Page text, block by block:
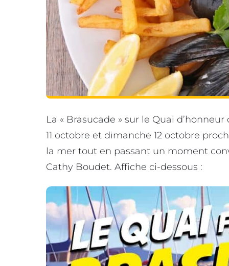
La « Brasucade » sur le Quai
11 octobre et dimanche 12 octobre
la mer tout en passant un moment
Cathy Boudet. Affiche ci-dessous :